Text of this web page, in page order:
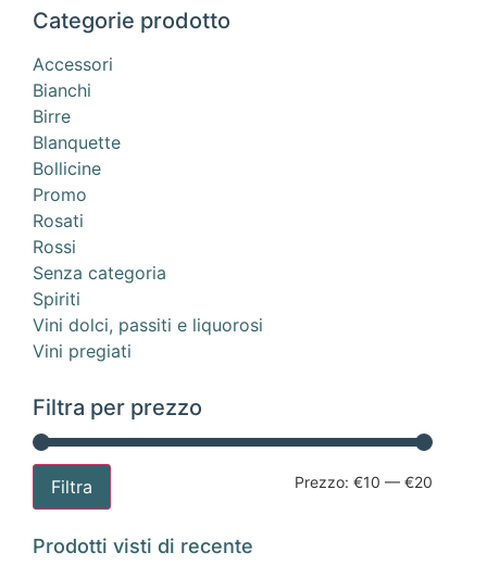
Categorie prodotto
Accessori
Bianchi
Birre
Blanquette
Bollicine
Promo
Rosati
Rossi
Senza categoria
Spiriti
Vini dolci, passiti e liquorosi
Vini pregiati
Filtra per prezzo
Filtra Prezzo: €10 — €20
Prodotti visti di recente